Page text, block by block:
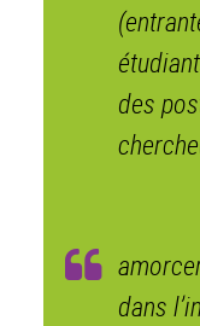
des
dans